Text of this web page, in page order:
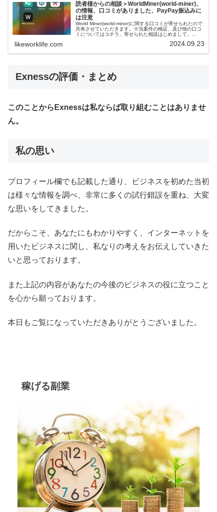
読者様からの相談＞WorldMiner(world-miner)、
の情報、口コミがありました、PayPay振込みに
は注意
World Miner(world-miner)に関する口コミが寄せられたので
共有させていただきます。※当案件の検証、及び他の口コ
ミについてはコチラ。寄せられた相談はじめまして。
likeworklife.com 2024.09.23
Exnessの評価・まとめ
このことからExnessは私ならば取り組むことはありませ
ん。
私の思い
プロフィール欄でも記載した通り、ビジネスを初めた当初
は様々な情報を調べ、非常に多くの試行錯誤を重ね、大変
な思いをしてきました。
だからこそ、あなたにもわかりやすく、インターネットを
用いたビジネスに関し、私なりの考えをお伝えしていきた
いと思っております。
また上記の内容があなたの今後のビジネスの役に立つこと
を心から願っております。
本日もご覧になっていただきありがとうございました。
稼げる副業